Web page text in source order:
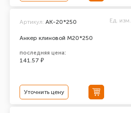
Анкер клиновой М20*250
Артикул: АК-20*250 Ед. изм.
последняя цена:
141.57 ₽
Уточнить цену